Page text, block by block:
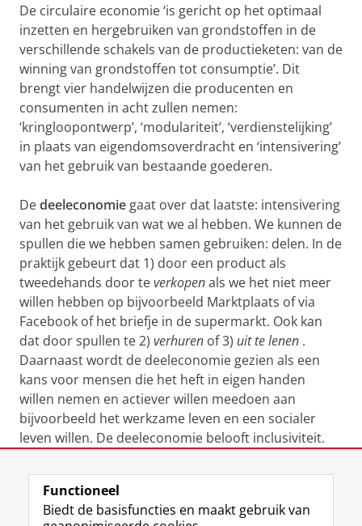
De circulaire economie ‘is gericht op het optimaal
inzetten en hergebruiken van grondstoffen in de
verschillende schakels van de productieketen: van de
winning van grondstoffen tot consumptie’. Dit
brengt vier handelwijzen die producenten en
consumenten in acht zullen nemen:
‘kringloopontwerp’, ‘modulariteit’, ‘verdienstelijking’
in plaats van eigendomsoverdracht en ‘intensivering’
van het gebruik van bestaande goederen.
Dedeeleconomie gaat over dat laatste: intensivering
van het gebruik van wat we al hebben. We kunnen de
spullen die we hebben samen gebruiken: delen. In de
praktijk gebeurt dat 1) door een product als
tweedehands door teverkopenals we het niet meer
willen hebben op bijvoorbeeld Marktplaats of via
Facebook of het briefje in de supermarkt. Ook kan
dat door spullen te 2) verhuren of 3) uit te lenen .
Daarnaast wordt de deeleconomie gezien als een
kans voor mensen die het heft in eigen handen
willen nemen en actiever willen meedoen aan
bijvoorbeeld het werkzame leven en een socialer
leven willen. De deeleconomie belooft inclusiviteit.
Laatst gewijzigd: 20 juni 2019 13:43
Functioneel
Biedt de basisfuncties en maakt gebruik van